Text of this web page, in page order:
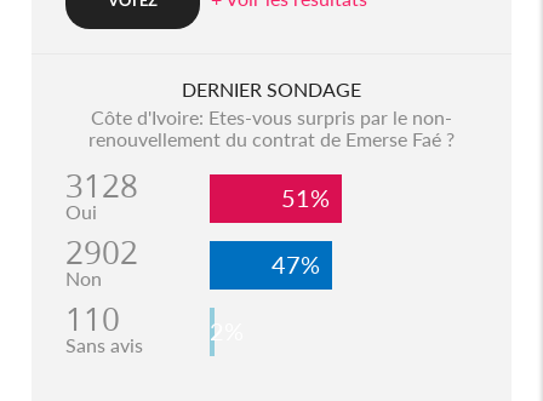
DERNIER SONDAGE
Côte d'Ivoire: Etes-vous surpris par le non-
renouvellement du contrat de Emerse Faé ?
3128
Oui 51%
2902
Non 47%
110
Sans avis 2%